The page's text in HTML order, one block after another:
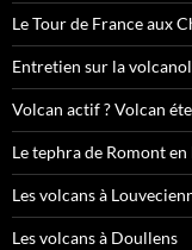
Le Tour de France aux
Entretien sur la
Volcan actif ? Volcan
Le tephra de Romont
Les volcans à
Les volcans à Doullens